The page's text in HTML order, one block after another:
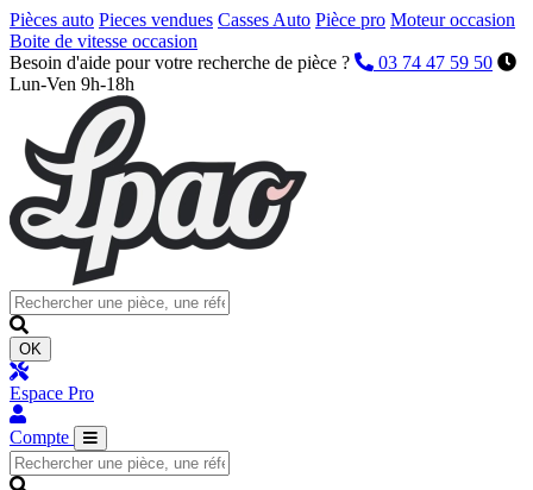
Pièces auto Pieces vendues Casses Auto Pièce pro Moteur occasion
Boite de vitesse occasion
Besoin d'aide pour votre recherche de pièce ?
03 74 47 59 50
Lun-Ven 9h-18h
OK
Espace Pro
Compte